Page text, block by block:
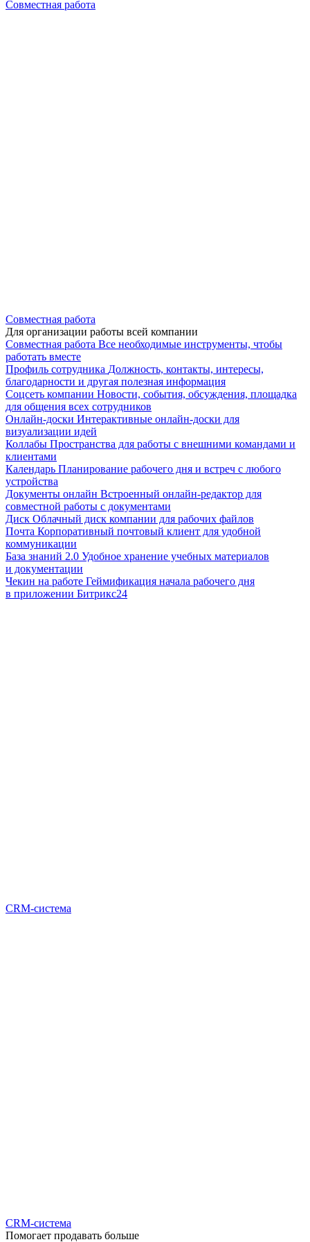
Совместная работа
Совместная работа
Для организации работы всей компании
Совместная работа Все необходимые инструменты, чтобы
работать вместе
Профиль сотрудника Должность, контакты, интересы,
благодарности и другая полезная информация
Соцсеть компании Новости, события, обсуждения, площадка
для общения всех сотрудников
Онлайн-доски Интерактивные онлайн-доски для
визуализации идей
Коллабы Пространства для работы с внешними командами и
клиентами
Календарь Планирование рабочего дня и встреч с любого
устройства
Документы онлайн Встроенный онлайн-редактор для
совместной работы с документами
Диск Облачный диск компании для рабочих файлов
Почта Корпоративный почтовый клиент для удобной
коммуникации
База знаний 2.0 Удобное хранение учебных материалов
и документации
Чекин на работе Геймификация начала рабочего дня
в приложении Битрикс24
CRM-система
CRM-система
Помогает продавать больше